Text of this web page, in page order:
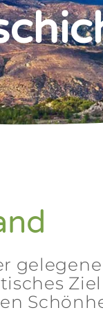
gelegene
Ziel